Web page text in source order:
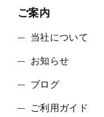
ご案内
当社について
お知らせ
ブログ
ご利用ガイド